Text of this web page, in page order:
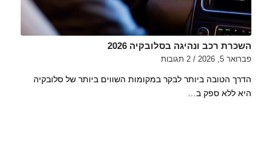
השכרת רכב ונהיגה בסלובקיה 2026
פברואר 5, 2026 / 2 תגובות
הדרך הטובה ביותר לבקר במקומות השווים ביותר של סלובקיה
היא ללא ספק ב…